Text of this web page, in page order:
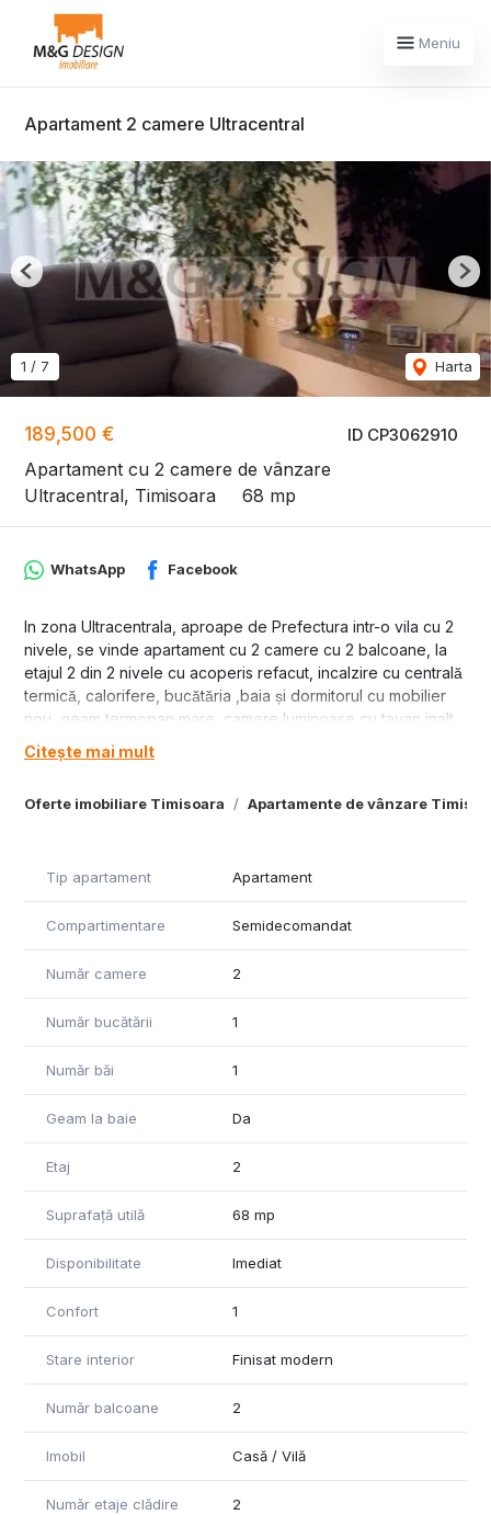
Meniu
Apartament 2 camere Ultracentral
ID CP3062910
189,500 €
Apartament cu 2 camere de vânzare
Ultracentral, Timisoara
68 mp
1 / 7 Harta
Previous
Oferte imobiliare Timisoara Apartamente de vânzare
WhatsApp Facebook
In zona Ultracentrala, aproape de Prefectura intr-o vila cu 2
nivele, se vinde apartament cu 2 camere cu 2 balcoane, la
etajul 2 din 2 nivele cu acoperis refacut, incalzire cu centrală
termică, calorifere, bucătăria ,baia și dormitorul cu mobilier
nou, geam termopan mare, camere luminoase cu tavan inalt,
., toate geamurile sunt dotate cu plasă și rulouri electrice,iar
la demisol există o boxă , sunt 4 apartamente pe fiecare etaj,
Citește mai mult
Tip apartament Apartament
Compartimentare Semidecomandat
Număr camere 2
Număr bucătării 1
Număr băi 1
Geam la baie Da
Etaj 2
Suprafață utilă 68 mp
Disponibilitate Imediat
Confort 1
Stare interior Finisat modern
Număr balcoane 2
Imobil Casă / Vilă
Număr etaje clădire 2